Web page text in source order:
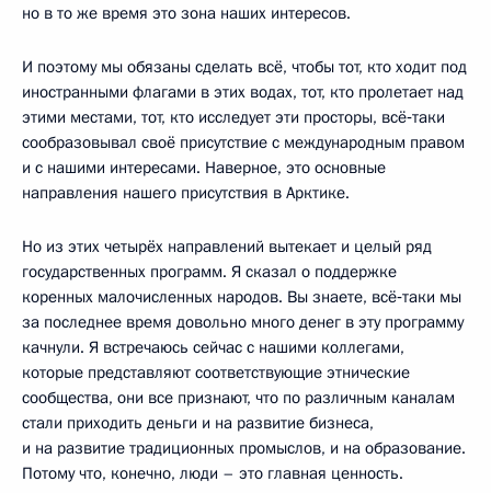
но в то же время это зона наших интересов.
И поэтому мы обязаны сделать всё, чтобы тот, кто ходит под
иностранными флагами в этих водах, тот, кто пролетает над
этими местами, тот, кто исследует эти просторы, всё‑таки
сообразовывал своё присутствие с международным правом
и с нашими интересами. Наверное, это основные
направления нашего присутствия в Арктике.
Но из этих четырёх направлений вытекает и целый ряд
государственных программ. Я сказал о поддержке
коренных малочисленных народов. Вы знаете, всё‑таки мы
за последнее время довольно много денег в эту программу
качнули. Я встречаюсь сейчас с нашими коллегами,
которые представляют соответствующие этнические
сообщества, они все признают, что по различным каналам
стали приходить деньги и на развитие бизнеса,
и на развитие традиционных промыслов, и на образование.
Потому что, конечно, люди – это главная ценность.